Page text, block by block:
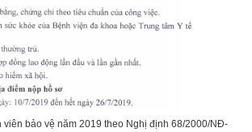
viên bảo vệ năm 2019 theo Nghị định 68/2000/NĐ-